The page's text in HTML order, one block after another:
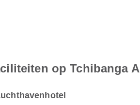
op Tchibanga